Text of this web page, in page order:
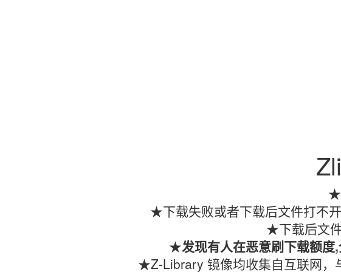
★
★下载失败或者下载后文件打不
★下载后文
★发现有人在恶意刷下载额
★Z-Library 镜像均收集自互联网，